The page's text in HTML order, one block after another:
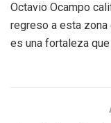
Octavio Ocampo
regreso a esta zona
es una fortaleza